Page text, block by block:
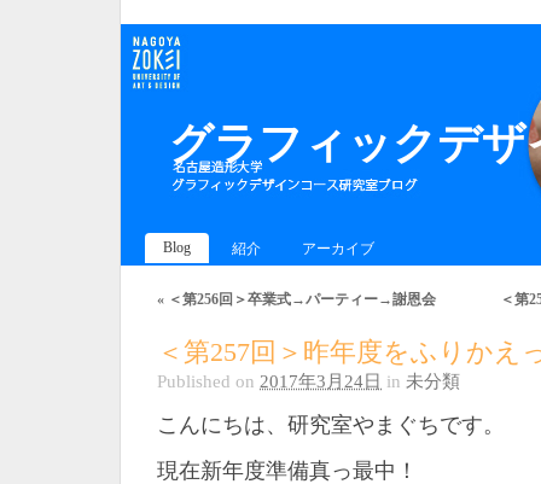
グラフィックデ
Blog 紹介 アーカイブ
« ＜第256回＞卒業式→パーティー→謝恩会 ＜第
＜第257回＞昨年度をふりかえ
Published on 2017年3月24日 in 未分類
こんにちは、研究室やまぐちです。
現在新年度準備真っ最中！